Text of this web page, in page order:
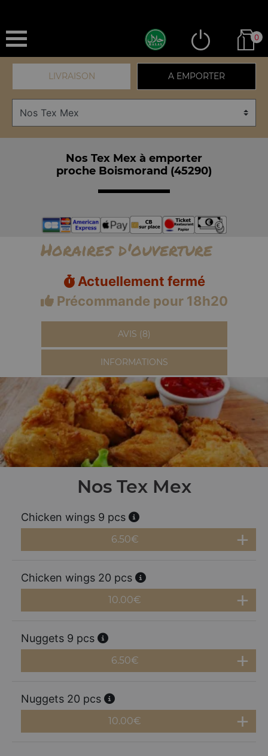
0
LIVRAISON A EMPORTER
Nos Tex Mex à emporter
proche Boismorand (45290)
Horaires d'ouverture
Actuellement fermé
Précommande pour 18h20
AVIS (8)
INFORMATIONS
Nos Tex Mex
Chicken wings 9 pcs
6.50€
Chicken wings 20 pcs
10.00€
Nuggets 9 pcs
6.50€
Nuggets 20 pcs
10.00€